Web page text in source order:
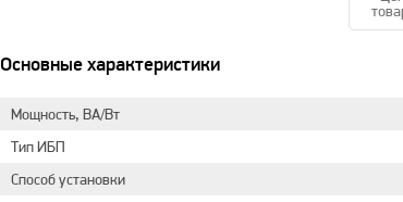
Основные характеристики
Мощность, ВА/Вт
Тип ИБП
Способ установки